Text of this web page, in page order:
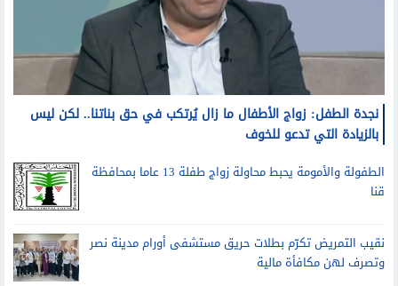
نجدة الطفل: زواج الأطفال ما زال يُرتكب في حق بناتنا.. لكن ليس
بالزيادة التي تدعو للخوف
الطفولة والأمومة يحبط محاولة زواج طفلة 13 عاما بمحافظة
قنا
نقيب التمريض تكرّم بطلات حريق مستشفى أورام مدينة نصر
وتصرف لهن مكافأة مالية